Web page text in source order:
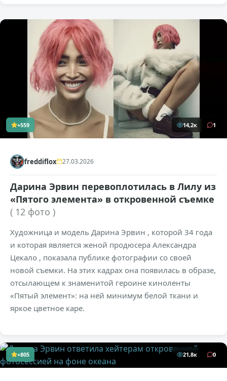
+559 14,2к 1
freddiflox 27.03.2026
Дарина Эрвин перевоплотилась в Лилу из
«Пятого элемента» в откровенной съемке
( 12 фото )
Художница и модель Дарина Эрвин , которой 34 года
и которая является женой продюсера Александра
Цекало , показала публике фотографии со своей
новой съемки. На этих кадрах она появилась в образе,
отсылающем к знаменитой героине киноленты
«Пятый элемент»: на ней минимум белой ткани и
яркое цветное каре.
+805 21,8к 0